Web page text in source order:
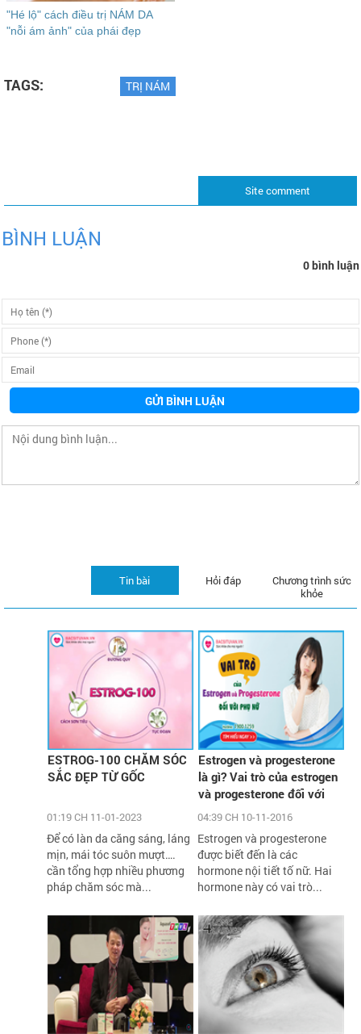
"Hé lộ" cách điều trị NÁM DA
"nỗi ám ảnh" của phái đẹp
TAGS: TRỊ NÁM
Site comment
BÌNH LUẬN
0 bình luận
GỬI BÌNH LUẬN
Chương trình sức
khỏe
Hỏi đáp
Tin bài
ESTROG-100 CHĂM SÓC
SẮC ĐẸP TỪ GỐC
01:19 CH 11-01-2023
Để có làn da căng sáng, láng
mịn, mái tóc suôn mượt….
cần tổng hợp nhiều phương
pháp chăm sóc mà...
Estrogen và progesterone
là gì? Vai trò của estrogen
và progesterone đối với
phụ nữ
04:39 CH 10-11-2016
Estrogen và progesterone
được biết đến là các
hormone nội tiết tố nữ. Hai
hormone này có vai trò...